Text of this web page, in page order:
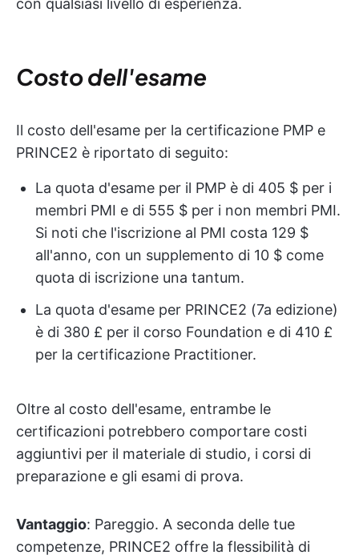
con qualsiasi livello di esperienza.
Costo dell'esame
Il costo dell'esame per la certificazione PMP e
PRINCE2 è riportato di seguito:
La quota d'esame per il PMP è di 405 $ per i
membri PMI e di 555 $ per i non membri PMI.
Si noti che l'iscrizione al PMI costa 129 $
all'anno, con un supplemento di 10 $ come
quota di iscrizione una tantum.
La quota d'esame per PRINCE2 (7a edizione)
è di 380 £ per il corso Foundation e di 410 £
per la certificazione Practitioner.
Oltre al costo dell'esame, entrambe le
certificazioni potrebbero comportare costi
aggiuntivi per il materiale di studio, i corsi di
preparazione e gli esami di prova.
Vantaggio: Pareggio. A seconda delle tue
competenze, PRINCE2 offre la flessibilità di